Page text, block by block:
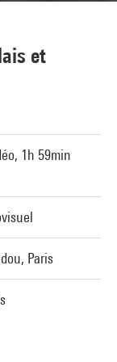
et
1h 59min
Paris